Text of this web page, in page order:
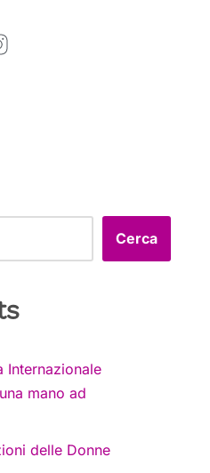
Cerca
Internazionale
mano ad
delle Donne